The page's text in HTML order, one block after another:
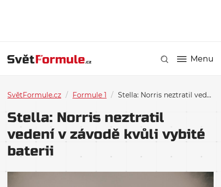
Menu
SvětFormule.cz / Formule 1 / Stella: Norris neztratil vedení v závodě kvůli vybité baterii
Stella: Norris neztratil
vedení v závodě kvůli vybité
baterii